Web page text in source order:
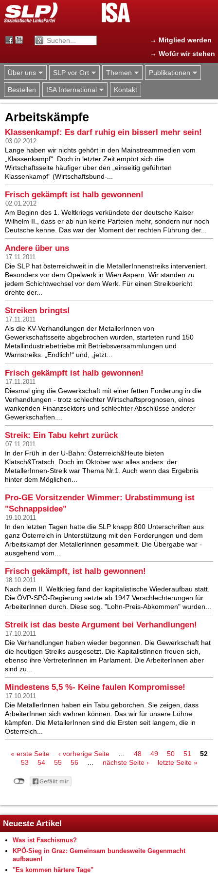
Jump to navigation
→ Mitglied werden
→ Wofür wir stehen
Über uns SLP vor Ort Themen Publikationen
Bestellen ISA International Kontakt
Arbeitskämpfe
Klassenkampf: Es darf ruhig ein bisserl mehr sein!
03.02.2012
Lange haben wir nichts gehört in den Mainstreammedien vom
„Klassenkampf“. Doch in letzter Zeit empört sich die
Wirtschaftsseite häufiger über den „einseitig geführten
Klassenkampf“ (Wirtschaftsbund-...
Frisch gekämpft ist halb gewonnen!
02.01.2012
Am Beginn des 1. Weltkriegs verkündete der deutsche Kaiser
Wilhelm II., dass er ab nun keine Parteien mehr, sondern nur noch
Deutsche kenne. Das war der Moment der rechten Führung der...
Andere über uns
17.11.2011
Die SLP hat österreichweit in die MetallerInnenstreiks interveniert.
Besonders vor dem Opelwerk in Wien Aspern. Wir standen zu
jedem Schichtwechsel vor dem Werk. Für einen Streikbericht
drehte der...
Streiken bringts!
17.11.2011
Als die KV-Verhandlungen der MetallerInnen von
Gewerkschaftsseite abgebrochen wurden, starteten rund 150
Metallindustriebetriebe mit Betriebsversammlungen und
Warnstreiks. „Endlich!“ und, „jetzt...
Frisch gekämpft ist halb gewonnen!
17.11.2011
Diesmal ging die Gewerkschaft mit einer fetten Forderung in die
Verhandlungen - trotz schlechter Wirtschaftsprognosen, eines
wankenden Finanzsektors und schlechter Abschlüsse anderer
Gewerkschaften....
Streik: Ein Tabu kehrt zurück
07.11.2011
In der Früh in der U-Bahn: Österreich&Heute bieten
Klatsch&Tratsch. Doch im Oktober war alles anders: der
MetallerInnen-Streik war Thema Nr.1. Auch wenn das Ergebnis
hinter dem Möglichen...
Pro-GE Vorsitzender Wimmer: Urabstimmung ist
"Schnappsidee"
19.10.2011
In den letzten Tagen hatte die SLP knapp 800 Unterschriften aus
ganz Österreich in Unterstützung mit den Forderungen und dem
Arbeitskampf der MetallerInnen gesammelt. Die Übergabe war -
ausgehend vom...
Frisch gekämpft, ist halb gewonnen!
18.10.2011
Nach dem II. Weltkrieg fand der kapitalistische Wiederaufbau statt.
Die ÖVP-SPÖ-Regierung setzte ab 1947 Verschlechterungen für
ArbeiterInnen durch. Diese sog. "Lohn-Preis-Abkommen" wurden...
Streik ist das beste Argument bei Verhandlungen!
17.10.2011
Die Verhandlungen haben wieder begonnen. Die Gewerkschaft hat
die heutigen Streiks ausgesetzt. Die KapitalistInnen freuen sich,
ebenso ihre VertreterInnen im Parlament. Die ArbeiterInnen aber
sind zu...
Mindestens 5,5 %- Keine faulen Kompromisse!
17.10.2011
Die MetallerInnen haben ein Tabu geborchen. Sie zeigen, dass
ArbeiterInnen sich wehren können. Das wir für unsere Löhne
kämpfen. Die MetallerInnen sind die Ersten seit langem, die in
Österreich...
Seiten
« erste Seite ‹ vorherige Seite … 48 49 50 51
52
53
54 55 56 … nächste Seite › letzte Seite »
Neueste Artikel
Was ist Faschismus?
KPÖ-Sieg in Graz: Gemeinsam bundesweite Gegenmacht
aufbauen!
"Es kommen härtere Tage"